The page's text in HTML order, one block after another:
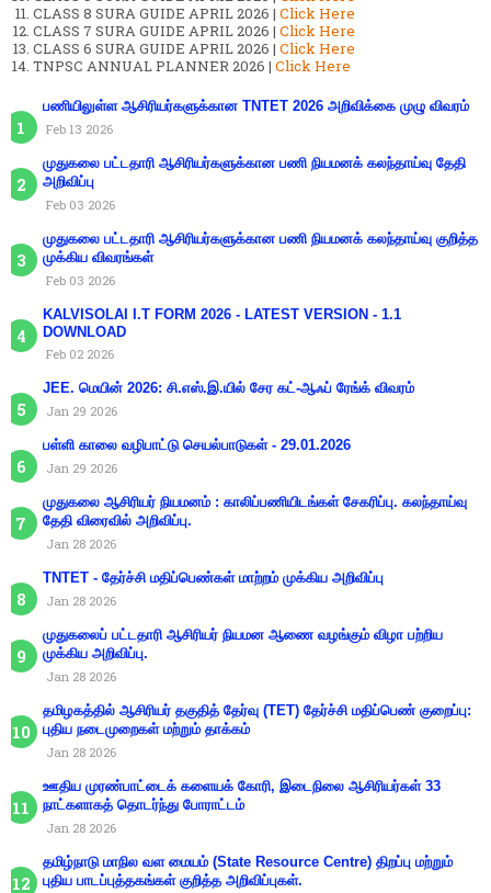
CLASS 8 SURA GUIDE APRIL 2026 | Click Here
CLASS 7 SURA GUIDE APRIL 2026 | Click Here
CLASS 6 SURA GUIDE APRIL 2026 | Click Here
TNPSC ANNUAL PLANNER 2026 | Click Here
பணியிலுள்ள ஆசிரியர்களுக்கான TNTET 2026 அறிவிக்கை முழு விவரம்
Feb 13 2026
முதுகலை பட்டதாரி ஆசிரியர்களுக்கான பணி நியமனக் கலந்தாய்வு தேதி
அறிவிப்பு
Feb 03 2026
முதுகலை பட்டதாரி ஆசிரியர்களுக்கான பணி நியமனக் கலந்தாய்வு குறித்த
முக்கிய விவரங்கள்
Feb 03 2026
KALVISOLAI I.T FORM 2026 - LATEST VERSION - 1.1
DOWNLOAD
Feb 02 2026
JEE. மெயின் 2026: சி.எஸ்.இ.யில் சேர கட்-ஆஃப் ரேங்க் விவரம்
Jan 29 2026
பள்ளி காலை வழிபாட்டு செயல்பாடுகள் - 29.01.2026
Jan 29 2026
முதுகலை ஆசிரியர் நியமனம் : காலிப்பணியிடங்கள் சேகரிப்பு. கலந்தாய்வு
தேதி விரைவில் அறிவிப்பு.
Jan 28 2026
TNTET - தேர்ச்சி மதிப்பெண்கள் மாற்றம் முக்கிய அறிவிப்பு
Jan 28 2026
முதுகலைப் பட்டதாரி ஆசிரியர் நியமன ஆணை வழங்கும் விழா பற்றிய
முக்கிய அறிவிப்பு.
Jan 28 2026
தமிழகத்தில் ஆசிரியர் தகுதித் தேர்வு (TET) தேர்ச்சி மதிப்பெண் குறைப்பு:
புதிய நடைமுறைகள் மற்றும் தாக்கம்
Jan 28 2026
ஊதிய முரண்பாட்டைக் களையக் கோரி, இடைநிலை ஆசிரியர்கள் 33
நாட்களாகத் தொடர்ந்து போராட்டம்
Jan 28 2026
தமிழ்நாடு மாநில வள மையம் (State Resource Centre) திறப்பு மற்றும்
புதிய பாடப்புத்தகங்கள் குறித்த அறிவிப்புகள்.